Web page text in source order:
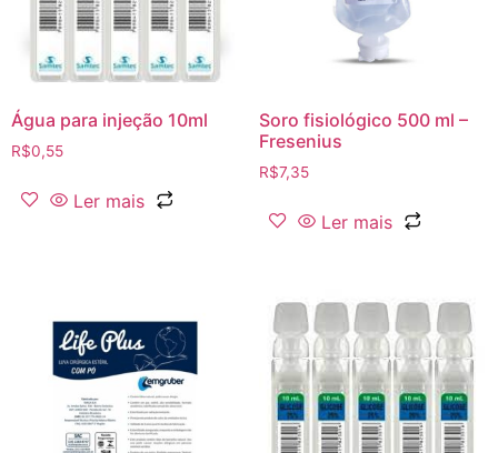
Água para injeção 10ml
R$0,55
Ler mais
Soro fisiológico 500 ml –
Fresenius
R$7,35
Ler mais